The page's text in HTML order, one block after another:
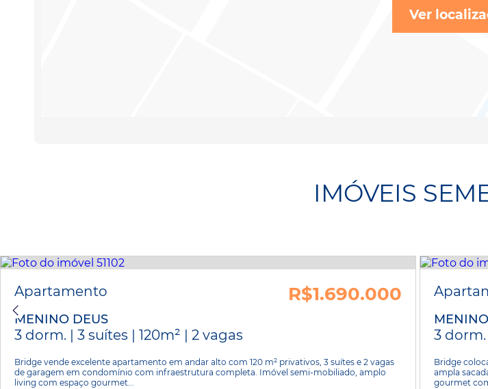
Ver
IMÓVEIS
Apartamento R$1.690.000
MENINO DEUS
3 dorm. | 3 suítes | 120m² | 2 vagas
Bridge vende excelente apartamento em andar alto com 120 m² privativos, 3 suítes e 2 vagas
de garagem em condomínio com infraestrutura completa. Imóvel semi-mobiliado, amplo
living com espaço gourmet...
3 dorm.
Bridge
ampla
gourmet